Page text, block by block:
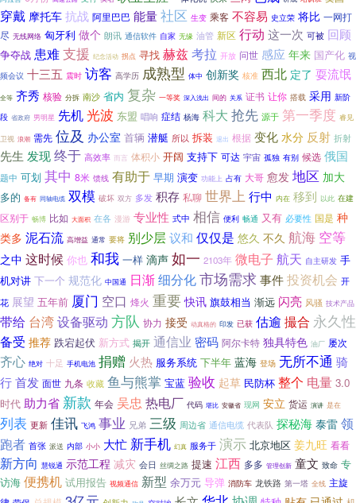
穿戴 摩托车 抗战 阿里巴巴 能量社区 生变 乘客 不容易 史立荣 将比 一网打
尽 无线网络 匈牙利 做个 朗讯 通信软件 自家 无缘 油管 新区 行动 这一次 可被 回顾
争夺战 患难支援 纪念活动 拐点 寻找 赫兹考拉 开放 问世 感应 年来 国产化 视
频会议 十三五 震时 访客 高学历 成熟型 体中 创新奖 核准 西北 定了 耍流氓
全等 齐秀 核验 分拆 南沙 省内 复杂 一等奖 深入浅出 间的 关系 证书 让你 搭载 采用 新阶
段 省政府 男明星 先机光波 东盟 唱响 症结 杨海 科大 抢先 源于 第一季度 睿见
卫视 浪潮 需先 位及 办公室 首辆 潜艇 所以 拆装 退出 根据 变化 水分 反射 折射
先生 发现终于 高效率 而言 体积小 开阔 支持下 可达 宇宙 孤独 有别 候选 俄国
题中 可划 其中 8米 馈线 有助于 早期 演变 功能上 占有 大哥 愈发 地区 加大
多的 备有 同轴电缆 双模 破坏 双方 多发 积存 私聊 世界上 行中 内在 移到 以此 在建
区别于 畅博 比如 大面积 在各 漫游 专业性 式中 相信 便利 畅通 又有 必要性 国是 种
类多 泥石流 高增益 通常 要将 别少层议和 仅仅是 悠久 不久 航海 空等
之中 这时候 你也 和我 一样 滴声 如一 2103年 微电子 航天 自主研发 手
机对讲 下一个 规范化 中国通 日渐细分化市场需求 事件投资机会 开
花 展望 五年前 厦门 空口 烽火 重要快讯 旗鼓相当 渐远 闪亮 风骚 技术产品
带给 台湾设备驱动 方队 协力 接受 动真格的 印发 已获 估逾 撮合 永久性
备受 推荐 跌宕起伏 新方式 揭开 通信业 密码 阿尔卡特 独具特色 油厂 屡次
齐心 绝对 十足 手机电池 捐赠 火热 服务系统 下半年 蓝海 登场 无所不通 骑
行首发 面世 九条 收藏 鱼与熊掌 宝蓝 验收 起草 民防杯 整个 电量 3.0
时代 助力省 新款 年会 吴忠 热电厂 代码 堪比 安徽省 现网 安立 货运 演讲 是在
列表 更新 佳讯 飞鸿 事业 兄弟 三级 周边省 通信电缆 代表队 探秘海 泰雷 领
跑者 首张 派送 内部 小小 大忙 新手机 幻真 服务于 演示 北京地区 姜九旺 看看
新方向 慧锐通 示范工程 减灾 会日 丝绸之路 提速 江西 多多 管理创新 童文 致命 专
访海 便携机 试用报告 视频通信 新型 余万元 导弹 消防车 龙铁路 第一塔 全线 主旋